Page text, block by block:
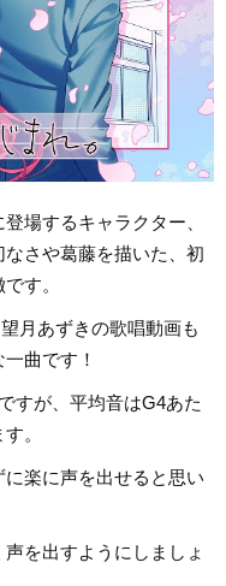
場するキャラクター、
さや葛藤を描いた、初
す。
月あずきの歌唱動画も
曲です！
すが、平均音はG4あた
。
楽に声を出せると思い
を出すようにしましょ